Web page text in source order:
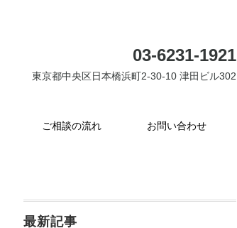
03-6231-1921
東京都中央区日本橋浜町2-30-10 津田ビル302
ご相談の流れ お問い合わせ
最新記事